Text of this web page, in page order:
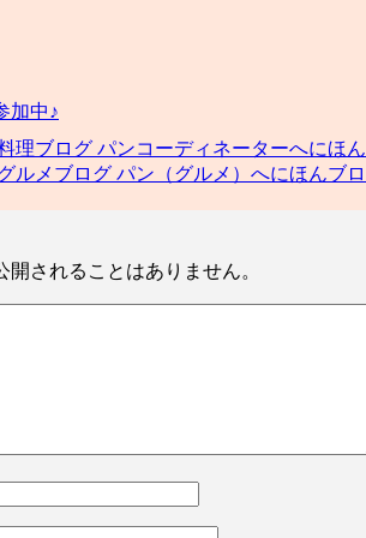
加中♪
にほ
にほんブ
開されることはありません。